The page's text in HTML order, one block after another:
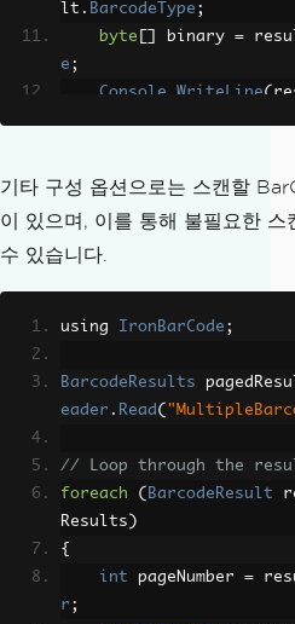
lt . BarcodeType ;
byte
binary =
e ;
Console
WriteLine(
기타 구성 옵션으로는 스캔할
이 있으며, 이를 통해 불필요한 스
수 있습니다.
using IronBarCode ;
BarcodeResults
eader . Read (
// Loop through the
foreach
( BarcodeResult
Results )
{
int pageNumber =
r ;